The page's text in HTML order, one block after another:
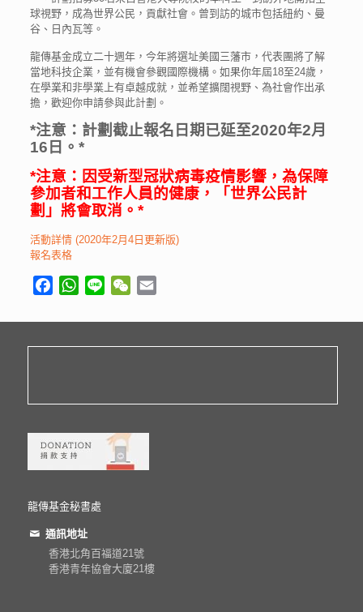
球視野，成為世界公民，貢獻社會。曾到訪的城市包括紐約、曼
谷、日內瓦等。
龍傳基金成立二十週年，今年將選址美國三藩市，代表團將了解
當地科技企業，並有機會參觀國際機構。如果你年屆18至24歲，
在學業和非學業上有卓越成就，並希望擴闊視野、為社會作出承
擔，歡迎你申請參與此計劃。
*注意：計劃截止報名日期已延至2020年2月
16日。*
*注意：因受新型冠狀病毒疫情影響，為保障
參加者和工作人員的健康，「世界公民計
劃」將會取消。*
活動詳情 (2020年2月4日更新版)
報名表格
FacebookWhatsApp
Line WeChat
龍傳基金秘書處
通訊地址
香港北角百福道21號
香港青年協會大廈21樓